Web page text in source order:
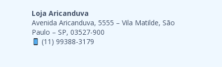
Loja Aricanduva
Avenida Aricanduva, 5555 – Vila Matilde, São
Paulo – SP, 03527-900
(11) 99388-3179